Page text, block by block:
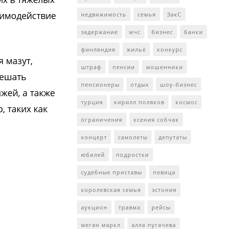
мазут,
а также
таких как
недвижимость семья ЗакС
задержание мчс бизнес банки
финляндия жильё конкурс
штраф пенсии мошенники
пенсионеры отдых шоу-бизнес
турция кирилл поляков космос
ограничения ксения собчак
концерт самолеты депутаты
юбилей подростки
судебные приставы певица
королевская семья эстония
аукцион травма рейсы
меган маркл алла пугачева